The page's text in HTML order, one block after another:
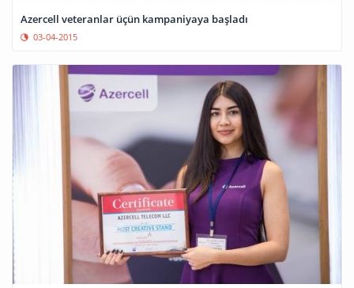
Azercell veteranlar üçün kampaniyaya başladı
03-04-2015